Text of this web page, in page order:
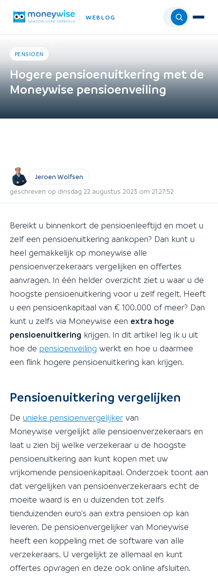
WEBLOG Menu
PENSIOEN
Hogere pensioenuitkering met de
Moneywise pensioenveiling
Jeroen Wolfsen
geschreven op dinsdag 22 augustus 2023 om 21:27:52
Bereikt u binnenkort de pensioenleeftijd en moet u
zelf een pensioenuitkering aankopen? Dan kunt u
heel gemakkelijk op moneywise alle
pensioenverzekeraars vergelijken en offertes
aanvragen. In één helder overzicht ziet u waar u de
hoogste pensioenuitkering voor u zelf regelt. Heeft
u een pensioenkapitaal van € 100.000 of meer? Dan
kunt u zelfs via Moneywise een extra hoge
pensioenuitkering krijgen. In dit artikel leg ik u uit
hoe de pensioenveiling werkt en hoe u daarmee
een flink hogere pensioenuitkering kan krijgen.
Pensioenuitkering vergelijken
De unieke pensioenvergelijker van
Moneywise vergelijkt alle pensioenverzekeraars en
laat u zien bij welke verzekeraar u de hoogste
pensioenuitkering aan kunt kopen met uw
vrijkomende pensioenkapitaal. Onderzoek toont aan
dat vergelijken van pensioenverzekeraars echt de
moeite waard is en u duizenden tot zelfs
tienduizenden euro's aan extra pensioen op kan
leveren. De pensioenvergelijker van Moneywise
heeft een koppeling met de software van alle
verzekeraars. U vergelijkt ze allemaal en kunt
offertes opvragen en deze ook online afsluiten.